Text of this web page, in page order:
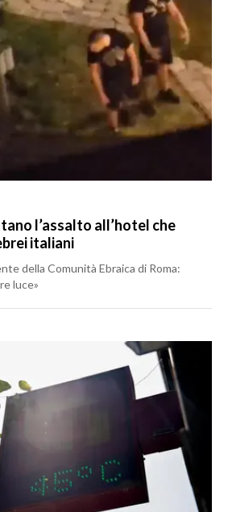
l’assalto all’hotel che
italiani
della Comunità Ebraica di Roma:
luce»